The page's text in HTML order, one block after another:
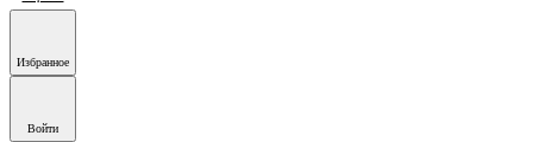
Избранное
Войти